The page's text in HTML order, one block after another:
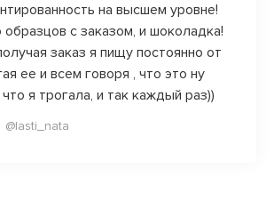
на высшем уровне!
образцов с заказом, и шоколадка!
заказ я пищу постоянно от
ее и всем говоря , что это ну
я трогала, и так каждый раз))
@lasti_nata